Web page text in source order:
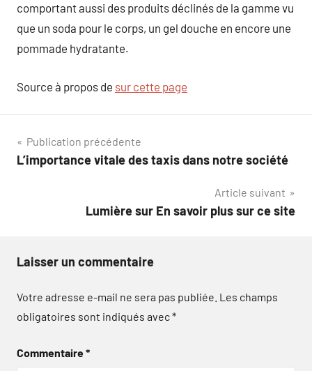
comportant aussi des produits déclinés de la gamme vu
que un soda pour le corps, un gel douche en encore une
pommade hydratante.
Source à propos de sur cette page
Navigation
de
Publication précédente
L’importance vitale des taxis dans notre société
Article suivant
Lumière sur En savoir plus sur ce site
Laisser un commentaire
Votre adresse e-mail ne sera pas publiée. Les champs
obligatoires sont indiqués avec*
Commentaire*